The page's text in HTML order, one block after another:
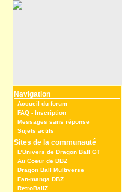
Navigation
Accueil du forum
FAQ - Inscription
Messages sans réponse
Sujets actifs
Sites de la communauté
L’Univers de Dragon Ball GT
Au Coeur de DBZ
Dragon Ball Multiverse
Fan-manga DBZ
RetroBallZ